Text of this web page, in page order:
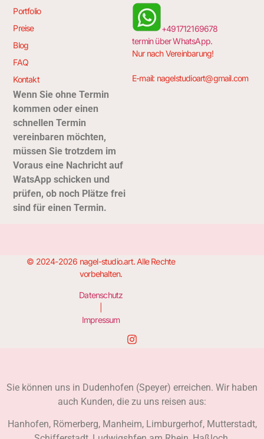
Portfolio
Preise
Blog
FAQ
Kontakt
Wenn Sie ohne Termin
kommen oder einen
schnellen Termin
vereinbaren möchten,
müssen Sie trotzdem im
Voraus eine Nachricht auf
WatsApp schicken und
prüfen, ob noch Plätze frei
sind für einen Termin.
+491712169678
termin über WhatsApp.
Nur nach Vereinbarung!
E-mail: nagelstudioart@gmail.com
© 2024-2026 nagel-studio.art. Alle Rechte
vorbehalten.
Datenschutz
Impressum
Sie können uns in Dudenhofen (Speyer) erreichen. Wir haben
auch Kunden, die zu uns reisen aus:
Hanhofen, Römerberg, Manheim, Limburgerhof, Mutterstadt,